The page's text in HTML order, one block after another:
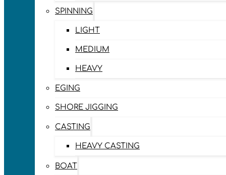
SPINNING
LIGHT
MEDIUM
HEAVY
EGING
SHORE JIGGING
CASTING
HEAVY CASTING
BOAT